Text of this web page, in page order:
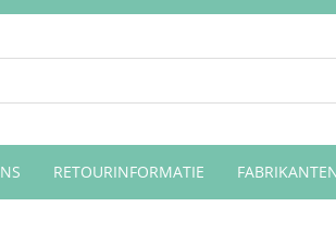
RETOURINFORMATIE